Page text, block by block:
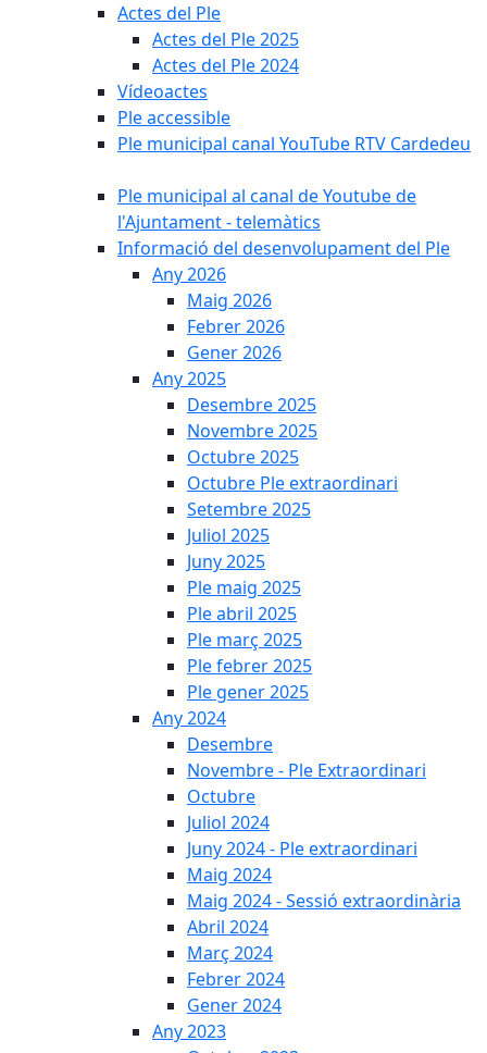
Actes del Ple
Actes del Ple 2025
Actes del Ple 2024
Vídeoactes
Ple accessible
Ple municipal canal YouTube RTV Cardedeu
Ple municipal al canal de Youtube de
l'Ajuntament - telemàtics
Informació del desenvolupament del Ple
Any 2026
Maig 2026
Febrer 2026
Gener 2026
Any 2025
Desembre 2025
Novembre 2025
Octubre 2025
Octubre Ple extraordinari
Setembre 2025
Juliol 2025
Juny 2025
Ple maig 2025
Ple abril 2025
Ple març 2025
Ple febrer 2025
Ple gener 2025
Any 2024
Desembre
Novembre - Ple Extraordinari
Octubre
Juliol 2024
Juny 2024 - Ple extraordinari
Maig 2024
Maig 2024 - Sessió extraordinària
Abril 2024
Març 2024
Febrer 2024
Gener 2024
Any 2023